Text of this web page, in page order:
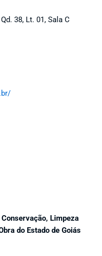
38, Lt. 01, Sala C
Limpeza
do Estado de Goiás